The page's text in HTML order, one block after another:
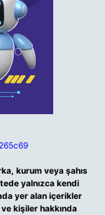
kurum veya şahıs
yalnızca kendi
yer alan içerikler
kişiler hakkında